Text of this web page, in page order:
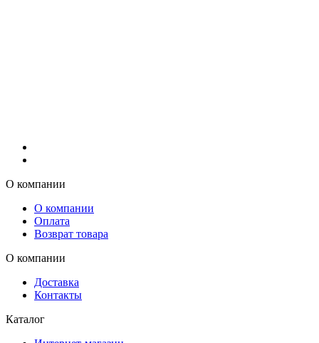
О компании
О компании
Оплата
Возврат товара
О компании
Доставка
Контакты
Каталог